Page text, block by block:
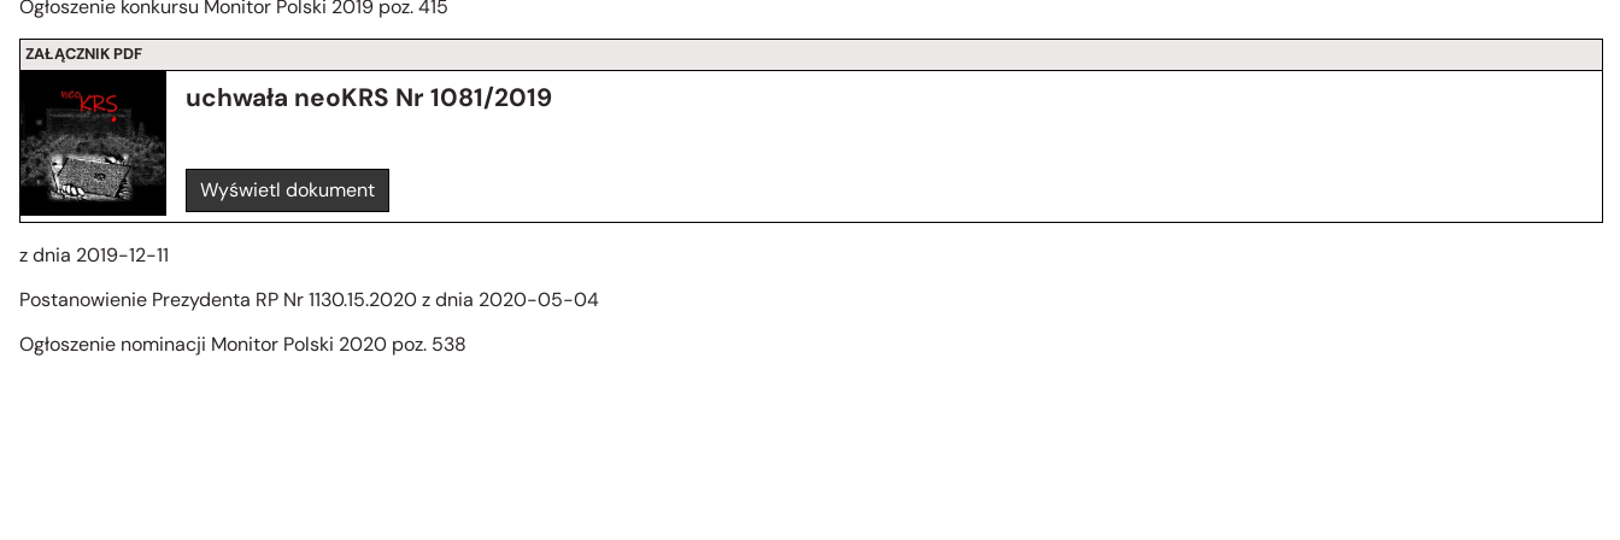
Ogłoszenie konkursu Monitor Polski 2019 poz. 415
ZAŁĄCZNIK PDF
uchwała neoKRS Nr 1081/2019
Wyświetl dokument
z dnia 2019-12-11
Postanowienie Prezydenta RP Nr 1130.15.2020 z dnia 2020-05-04
Ogłoszenie nominacji Monitor Polski 2020 poz. 538